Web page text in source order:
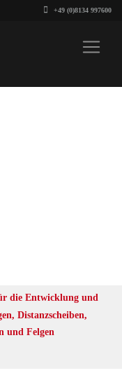
+49 (0)8134 997600
die Entwicklung und
Distanzscheiben,
und Felgen